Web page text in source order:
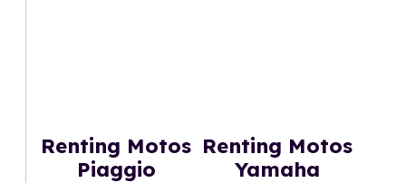
Renting Motos
Piaggio
Renting Motos
Yamaha